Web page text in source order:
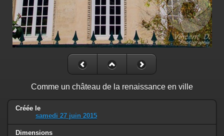
Comme un château de la renaissance en ville
Créée le
samedi 27 juin 2015
Dimensions